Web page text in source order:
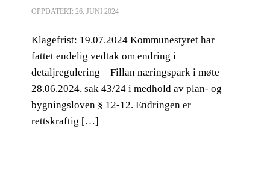
OPPDATERT: 26. JUNI 2024
Klagefrist: 19.07.2024 Kommunestyret har
fattet endelig vedtak om endring i
detaljregulering – Fillan næringspark i møte
28.06.2024, sak 43/24 i medhold av plan- og
bygningsloven § 12-12. Endringen er
rettskraftig […]